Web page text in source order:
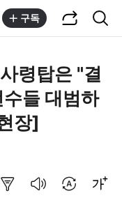
구독
령탑은 "결
들 대범하
장]